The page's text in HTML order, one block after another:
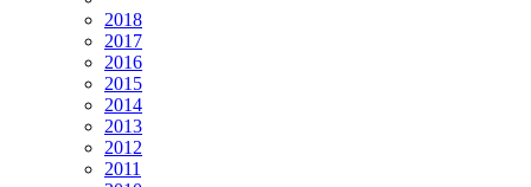
2018
2017
2016
2015
2014
2013
2012
2011